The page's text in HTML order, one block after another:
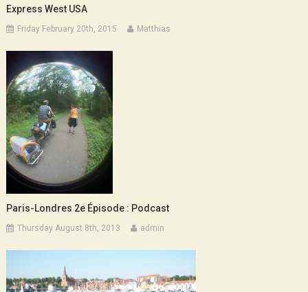
Express West USA
Friday February 20th, 2015 Matthias
Paris-Londres 2e Épisode : Podcast
Thursday August 8th, 2013 admin